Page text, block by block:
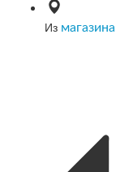
Из магазина